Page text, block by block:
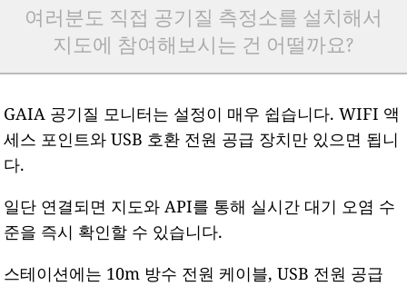
여러분도 직접 공기질 측정소를 설치해서
지도에 참여해보시는 건 어떨까요?
GAIA 공기질 모니터는 설정이 매우 쉽습니다. WIFI 액
세스 포인트와 USB 호환 전원 공급 장치만 있으면 됩니
다.
일단 연결되면 지도와 API를 통해 실시간 대기 오염 수
준을 즉시 확인할 수 있습니다.
스테이션에는 10m 방수 전원 케이블, USB 전원 공급